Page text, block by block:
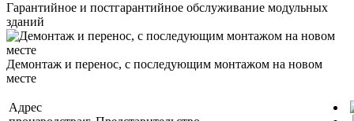
Гарантийное и постгарантийное обслуживание модульных
зданий
Демонтаж и перенос, с последующим монтажом на новом
месте
Адрес